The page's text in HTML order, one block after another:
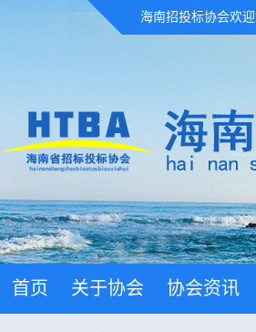
海南招投标协会欢迎
首页 关于协会 协会资讯